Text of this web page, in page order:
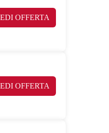
OFFERTA
OFFERTA